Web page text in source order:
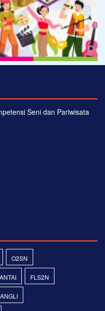
Seni dan Pariwisata
O2SN
FLS2N